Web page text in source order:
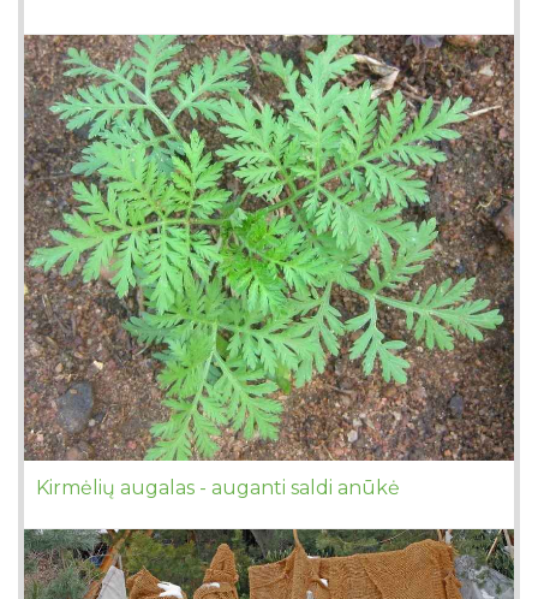
Kirmėlių augalas - auganti saldi anūkė